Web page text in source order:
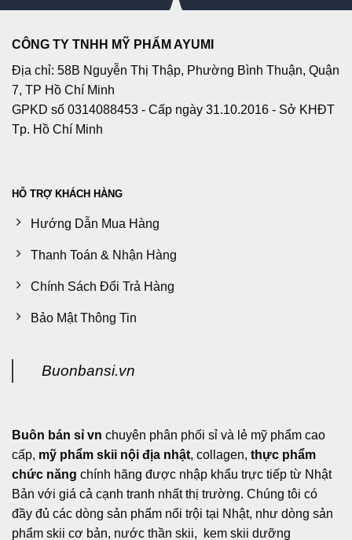
thể.
tùy
chọn
có
được
trang
phẩm
CÔNG TY TNHH MỸ PHẨM AYUMI
Địa chỉ: 58B Nguyễn Thị Thập, Phường Bình Thuận, Quận
7, TP Hồ Chí Minh
GPKD số 0314088453 - Cấp ngày 31.10.2016 - Sở KHĐT
Tp. Hồ Chí Minh
HỖ TRỢ KHÁCH HÀNG
Hướng Dẫn Mua Hàng
Thanh Toán & Nhận Hàng
Chính Sách Đổi Trả Hàng
Bảo Mật Thông Tin
Buonbansi.vn
Buôn bán sỉ vn chuyên phân phối sỉ và lẻ mỹ phẩm cao
cấp, mỹ phẩm skii nội địa nhật, collagen, thực phẩm
chức năng chính hãng được nhập khẩu trực tiếp từ Nhật
Bản với giá cả cạnh tranh nhất thị trường. Chúng tôi có
đầy đủ các dòng sản phẩm nổi trội tại Nhật, như dòng sản
phẩm skii cơ bản, nước thần skii, kem skii dưỡng